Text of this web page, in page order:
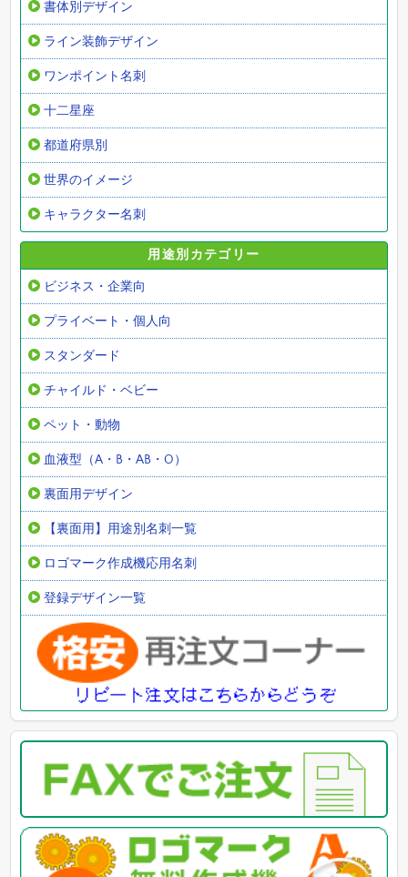
書体別デザイン
ライン装飾デザイン
ワンポイント名刺
十二星座
都道府県別
世界のイメージ
キャラクター名刺
用途別カテゴリー
ビジネス・企業向
プライベート・個人向
スタンダード
チャイルド・ベビー
ペット・動物
血液型（A・B・AB・O）
裏面用デザイン
【裏面用】用途別名刺一覧
ロゴマーク作成機応用名刺
登録デザイン一覧